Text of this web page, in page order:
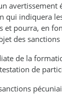
avertissement
qui indiquera
et pourra, en
des
de la
de